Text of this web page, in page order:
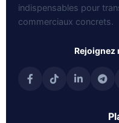
indispensables pour
commerciaux concrets.